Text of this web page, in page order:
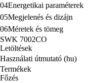
04Energetikai paraméterek
05Megjelenés és dizájn
06Méretek és tömeg
SWK 7002CO
Letöltések
Használati útmutató (hu)
Termékek
Főzés